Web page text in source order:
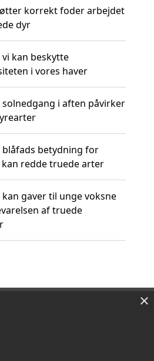
korrekt foder arbejdet
dyr
kan beskytte
i vores haver
solnedgang i aften påvirker
blåfads betydning for
redde truede arter
gaver til unge voksne
af truede
×